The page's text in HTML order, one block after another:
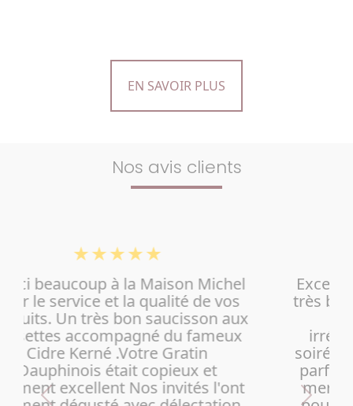
EN SAVOIR PLUS
Nos avis clients
★★★★★
Excellent repas du Nouvel An ! Une
très belle décoration, une ambiance
chaleureuse et un service
irréprochable tout au long de la
soirée. Les plats étaient délicieux et
parfaitement présentés. Un grand
merci également à Lio Animation